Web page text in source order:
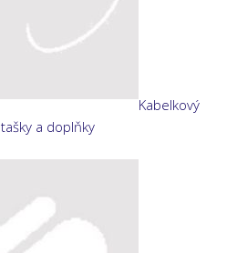
Kabelkový
a doplňky